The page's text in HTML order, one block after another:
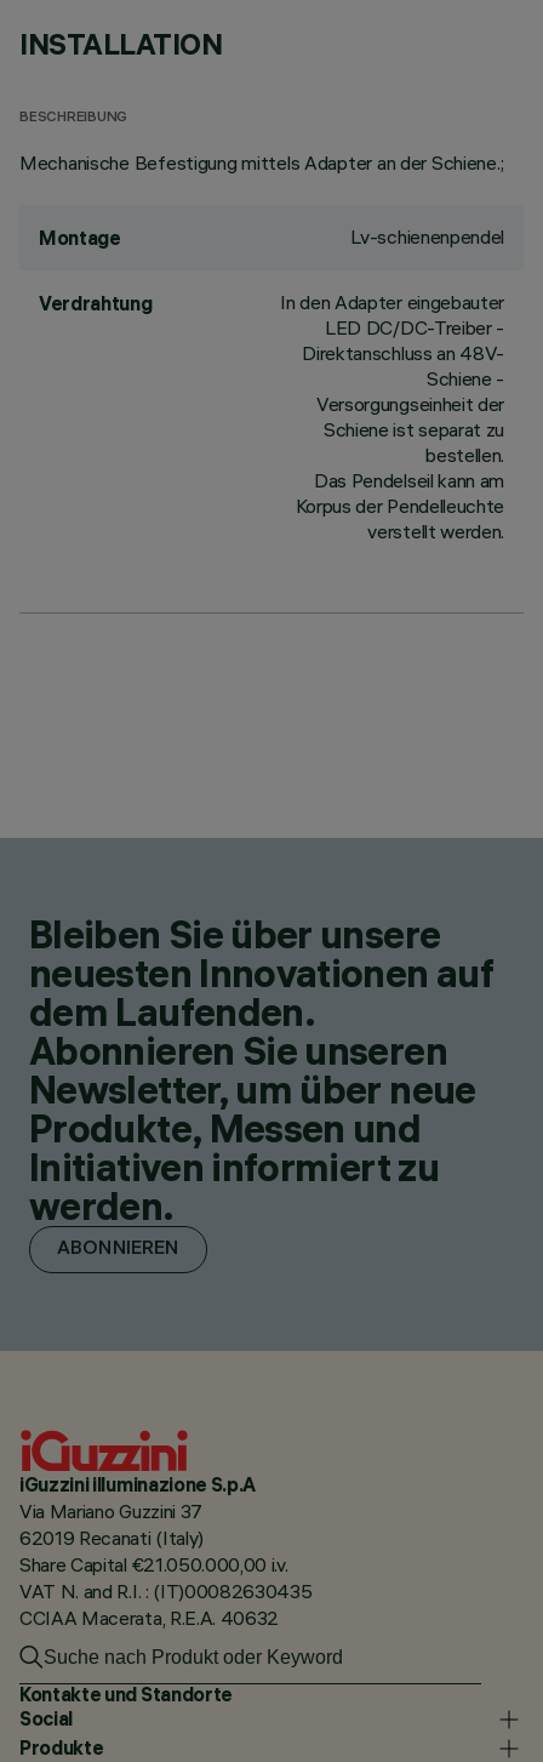
INSTALLATION
BESCHREIBUNG
Mechanische Befestigung mittels Adapter an der Schiene.;
Montage Lv-schienenpendel
Verdrahtung
In den Adapter eingebauter
LED DC/DC-Treiber -
Direktanschluss an 48V-
Schiene -
Versorgungseinheit der
Schiene ist separat zu
bestellen.
Das Pendelseil kann am
Korpus der Pendelleuchte
verstellt werden.
Bleiben Sie über unsere
neuesten Innovationen auf
dem Laufenden.
Abonnieren Sie unseren
Newsletter, um über neue
Produkte, Messen und
Initiativen informiert zu
werden.
ABONNIEREN
iGuzzini illuminazione S.p.A
Via Mariano Guzzini 37
62019 Recanati (Italy)
Share Capital €21.050.000,00 i.v.
VAT N. and R.I. : (IT)00082630435
CCIAA Macerata, R.E.A. 40632
Kontakte und Standorte
Social
Produkte